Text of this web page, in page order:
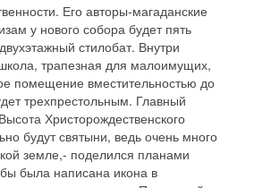
Его авторы-магаданские
у нового собора будет пять
стилобат. Внутри
трапезная для малоимущих,
помещение вместительностью до
трехпрестольным. Главный
Христорождественского
будут святыни, ведь очень много
земле,- поделился планами
была написана икона в